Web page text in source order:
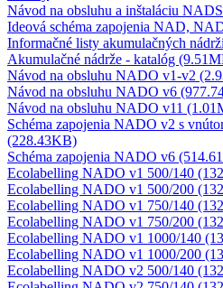
Návod na obsluhu a inštaláciu
Ideová schéma zapojenia NAD,
Informačné listy akumulačných
Akumulačné nádrže - katalóg
Návod na obsluhu NADO v1-v2
Návod na obsluhu NADO v6
Návod na obsluhu NADO v11
Schéma zapojenia NADO v2 s
(228.43KB)
Schéma zapojenia NADO v6
Ecolabelling NADO v1 500/140
Ecolabelling NADO v1 500/200
Ecolabelling NADO v1 750/140
Ecolabelling NADO v1 750/200
Ecolabelling NADO v1 1000/140
Ecolabelling NADO v1 1000/200
Ecolabelling NADO v2 500/140